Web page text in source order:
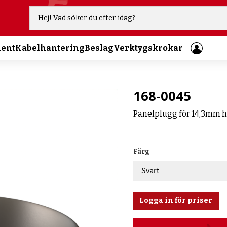
KabelhanteringBeslagVerktygskrokar
168-0045
Panelplugg för 14,3mm
Färg
Logga in för priser